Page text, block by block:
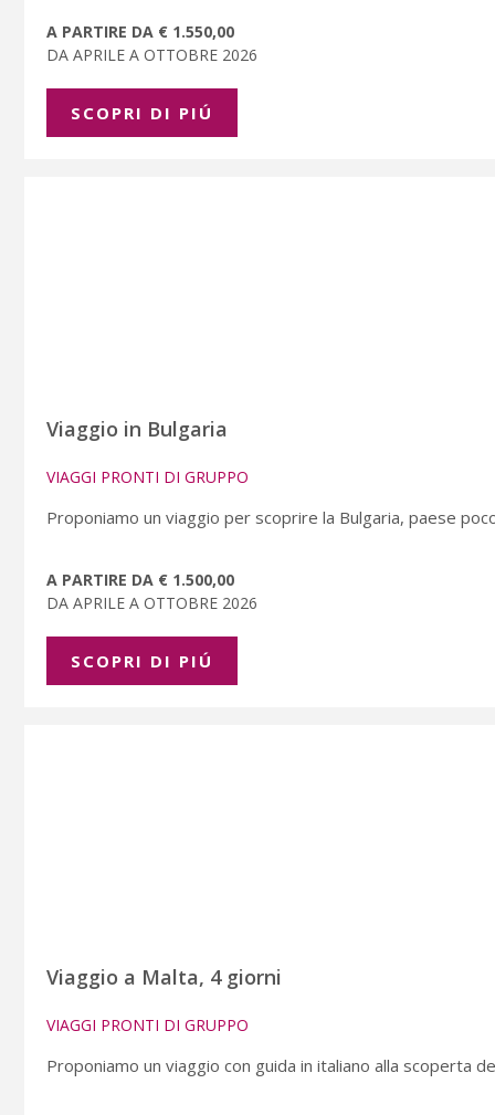
A PARTIRE DA € 1.550,00
DA APRILE A OTTOBRE 2026
SCOPRI DI PIÚ
Viaggio in Bulgaria
VIAGGI PRONTI DI GRUPPO
Proponiamo un viaggio per scoprire la Bulgaria, paese
A PARTIRE DA € 1.500,00
DA APRILE A OTTOBRE 2026
SCOPRI DI PIÚ
Viaggio a Malta, 4 giorni
VIAGGI PRONTI DI GRUPPO
Proponiamo un viaggio con guida in italiano alla scoperta